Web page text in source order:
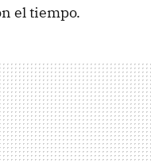
el tiempo.